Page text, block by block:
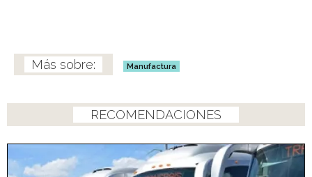
Manufactura
RECOMENDACIONES